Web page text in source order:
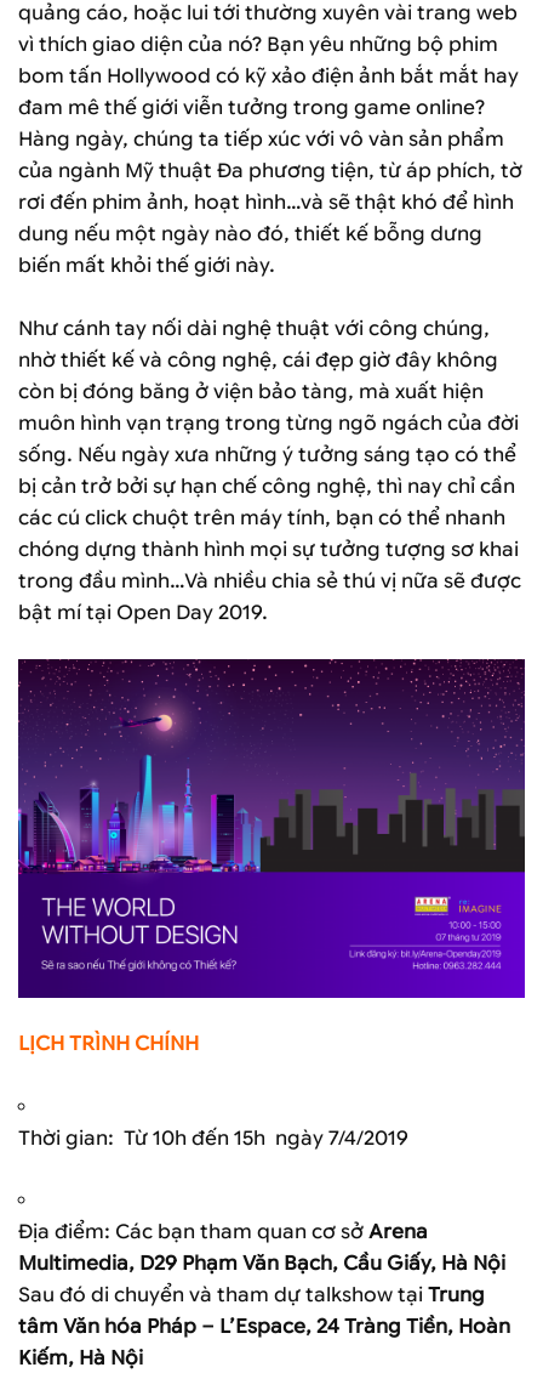
quảng cáo, hoặc lui tới thường xuyên vài trang web
vì thích giao diện của nó? Bạn yêu những bộ phim
bom tấn Hollywood có kỹ xảo điện ảnh bắt mắt hay
đam mê thế giới viễn tưởng trong game online?
Hàng ngày, chúng ta tiếp xúc với vô vàn sản phẩm
của ngành Mỹ thuật Đa phương tiện, từ áp phích, tờ
rơi đến phim ảnh, hoạt hình…và sẽ thật khó để hình
dung nếu một ngày nào đó, thiết kế bỗng dưng
biến mất khỏi thế giới này.
Như cánh tay nối dài nghệ thuật với công chúng,
nhờ thiết kế và công nghệ, cái đẹp giờ đây không
còn bị đóng băng ở viện bảo tàng, mà xuất hiện
muôn hình vạn trạng trong từng ngõ ngách của đời
sống. Nếu ngày xưa những ý tưởng sáng tạo có thể
bị cản trở bởi sự hạn chế công nghệ, thì nay chỉ cần
các cú click chuột trên máy tính, bạn có thể nhanh
chóng dựng thành hình mọi sự tưởng tượng sơ khai
trong đầu mình…Và nhiều chia sẻ thú vị nữa sẽ được
bật mí tại Open Day 2019.
LỊCH TRÌNH CHÍNH
Thời gian: Từ 10h đến 15h ngày 7/4/2019
Địa điểm: Các bạn tham quan cơ sở Arena
Multimedia, D29 Phạm Văn Bạch, Cầu Giấy, Hà Nội
Sau đó di chuyển và tham dự talkshow tại Trung
tâm Văn hóa Pháp – L’Espace, 24 Tràng Tiền, Hoàn
Kiếm, Hà Nội